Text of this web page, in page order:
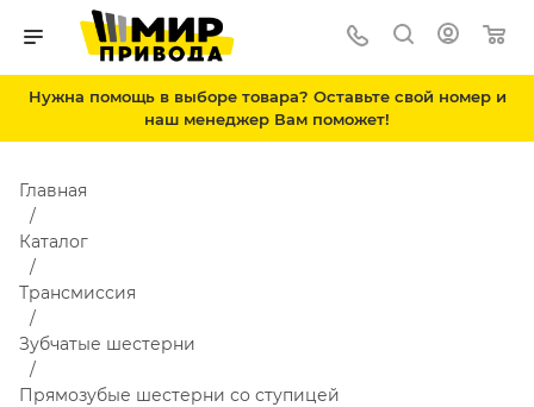
Нужна помощь в выборе товара? Оставьте свой номер и
наш менеджер Вам поможет!
Главная
Каталог
Трансмиссия
Зубчатые шестерни
Прямозубые шестерни со ступицей